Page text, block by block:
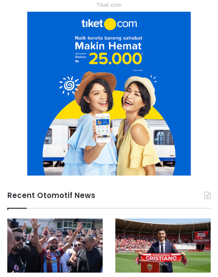
Tiket.com
Recent Otomotif News